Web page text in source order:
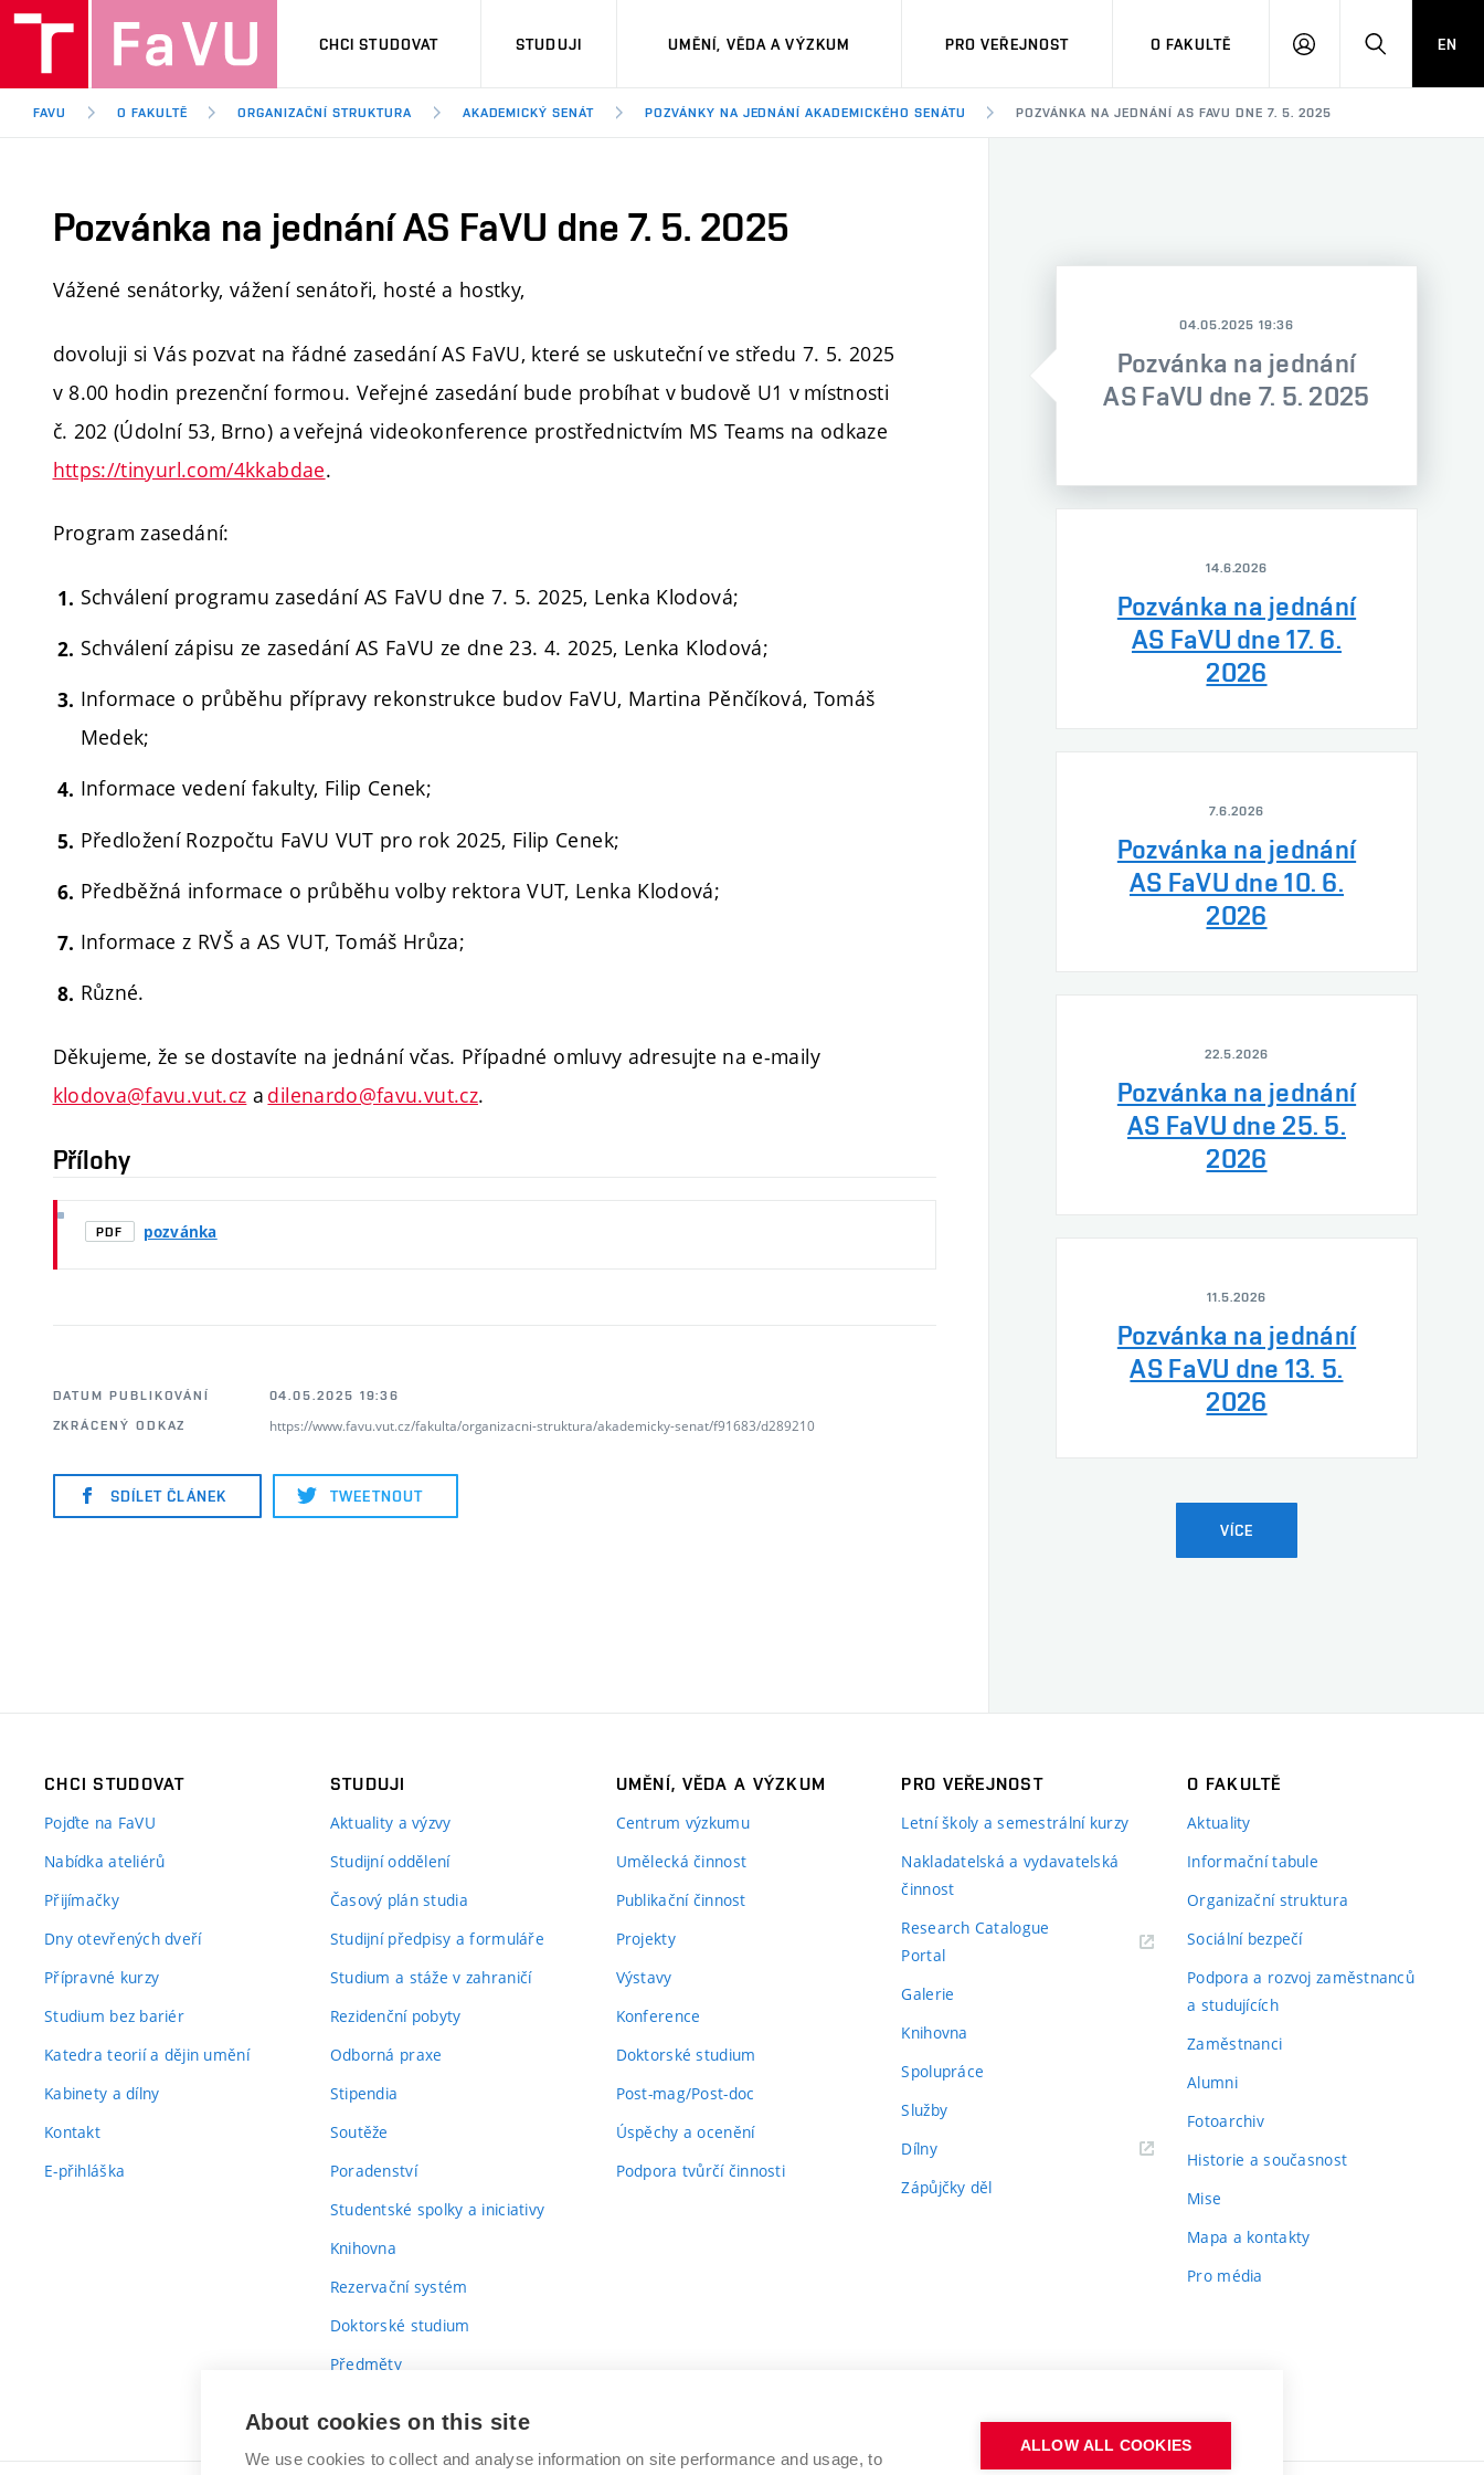
CHCI STUDOVAT STUDUJI UMĚNÍ, VĚDA A VÝZKUM PRO VEŘEJNOST O FAKULTĚ
PŘIHLÁSITHLEDAT
EN
FAVU O FAKULTĚ ORGANIZAČNÍ STRUKTURA AKADEMICKÝ SENÁT POZVÁNKY NA JEDNÁNÍ AKADEMICKÉHO SENÁTU POZVÁNKA NA JEDNÁNÍ AS FAVU DNE 7. 5. 2025
Pozvánka na jednání AS FaVU dne 7. 5. 2025
Vážené senátorky, vážení senátoři, hosté a hostky,
dovoluji si Vás pozvat na řádné zasedání AS FaVU, které se uskuteční ve středu 7. 5. 2025
v 8.00 hodin prezenční formou. Veřejné zasedání bude probíhat v budově U1 v místnosti
č. 202 (Údolní 53, Brno) a veřejná videokonference prostřednictvím MS Teams na odkaze
https://tinyurl.com/4kkabdae.
Program zasedání:
Schválení programu zasedání AS FaVU dne 7. 5. 2025, Lenka Klodová;
Schválení zápisu ze zasedání AS FaVU ze dne 23. 4. 2025, Lenka Klodová;
Informace o průběhu přípravy rekonstrukce budov FaVU, Martina Pěnčíková, Tomáš
Medek;
Informace vedení fakulty, Filip Cenek;
Předložení Rozpočtu FaVU VUT pro rok 2025, Filip Cenek;
Předběžná informace o průběhu volby rektora VUT, Lenka Klodová;
Informace z RVŠ a AS VUT, Tomáš Hrůza;
Různé.
Děkujeme, že se dostavíte na jednání včas. Případné omluvy adresujte na e-maily
klodova@favu.vut.cz a dilenardo@favu.vut.cz.
Přílohy
PDF pozvánka
DATUM PUBLIKOVÁNÍ
04.05.2025 19:36
ZKRÁCENÝ ODKAZ
https://www.favu.vut.cz/fakulta/organizacni-struktura/akademicky-senat/f91683/d289210
SDÍLET ČLÁNEK TWEETNOUT
04.05.2025 19:36
Pozvánka na jednání
AS FaVU dne 7. 5. 2025
14.6.2026
Pozvánka na jednání
AS FaVU dne 17. 6.
2026
7.6.2026
Pozvánka na jednání
AS FaVU dne 10. 6.
2026
22.5.2026
Pozvánka na jednání
AS FaVU dne 25. 5.
2026
11.5.2026
Pozvánka na jednání
AS FaVU dne 13. 5.
2026
VÍCE
CHCI STUDOVAT
Pojďte na FaVU
Nabídka ateliérů
Přijímačky
Dny otevřených dveří
Přípravné kurzy
Studium bez bariér
Katedra teorií a dějin umění
Kabinety a dílny
Kontakt
E-přihláška
STUDUJI
Aktuality a výzvy
Studijní oddělení
Časový plán studia
Studijní předpisy a formuláře
Studium a stáže v zahraničí
Rezidenční pobyty
Odborná praxe
Stipendia
Soutěže
Poradenství
Studentské spolky a iniciativy
Knihovna
Rezervační systém
Doktorské studium
Předměty
UMĚNÍ, VĚDA A VÝZKUM
Centrum výzkumu
Umělecká činnost
Publikační činnost
Projekty
Výstavy
Konference
Doktorské studium
Post-mag/Post-doc
Úspěchy a ocenění
Podpora tvůrčí činnosti
PRO VEŘEJNOST
Letní školy a semestrální kurzy
Nakladatelská a vydavatelská
činnost
Research Catalogue
Portal
Galerie
Knihovna
Spolupráce
Služby
Dílny
Zápůjčky děl
O FAKULTĚ
Aktuality
Informační tabule
Organizační struktura
Sociální bezpečí
Podpora a rozvoj zaměstnanců
a studujících
Zaměstnanci
Alumni
Fotoarchiv
Historie a současnost
Mise
Mapa a kontakty
Pro média
About cookies on this site
We use cookies to collect and analyse information on site performance and usage, to
ALLOW ALL COOKIES